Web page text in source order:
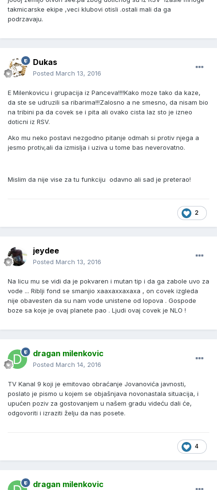
takmicarske ekipe ,veci klubovi otisli .ostali mali da ga
podrzavaju.
Dukas
Posted March 13, 2016
E Milenkovicu i grupacija iz Panceva!!!!Kako moze tako da kaze,
da ste se udruzili sa ribarima!!!Zalosno a ne smesno, da nisam bio
na tribini pa da covek se i pita ali ovako cista laz sto je izneo
doticni iz RSV.
Ako mu neko postavi nezgodno pitanje odmah si protiv njega a
jesmo protiv,ali da izmislja i uziva u tome bas neverovatno.
Mislim da nije vise za tu funkciju odavno ali sad je preterao!
2
jeydee
Posted March 13, 2016
Na licu mu se vidi da je pokvaren i mutan tip i da ga zabole uvo za
vode ... Riblji fond se smanjio xaaxaxxaxaxa , on covek izgleda
nije obavesten da su nam vode unistene od lopova . Gospode
boze sa koje je ovaj planete pao . Ljudi ovaj covek je NLO !
dragan milenkovic
Posted March 14, 2016
TV Kanal 9 koji je emitovao obraćanje Jovanovića javnosti,
poslato je pismo u kojem se objašnjava novonastala situacija, i
upućen poziv za gostovanjem u našem gradu videću dali će,
odgovoriti i izraziti želju da nas posete.
4
dragan milenkovic